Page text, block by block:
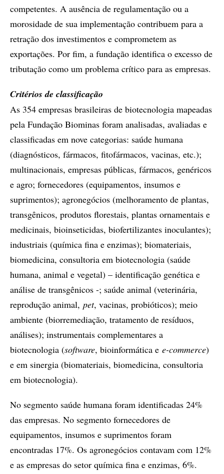
competentes. A ausência de regulamentação ou a
morosidade de sua implementação contribuem para a
retração dos investimentos e comprometem as
exportações. Por fim, a fundação identifica o excesso de
tributação como um problema crítico para as empresas.
Critérios de classificação
As 354 empresas brasileiras de biotecnologia mapeadas
pela Fundação Biominas foram analisadas, avaliadas e
classificadas em nove categorias: saúde humana
(diagnósticos, fármacos, fitofármacos, vacinas, etc.);
multinacionais, empresas públicas, fármacos, genéricos
e agro; fornecedores (equipamentos, insumos e
suprimentos); agronegócios (melhoramento de plantas,
transgênicos, produtos florestais, plantas ornamentais e
medicinais, bioinseticidas, biofertilizantes inoculantes);
industriais (química fina e enzimas); biomateriais,
biomedicina, consultoria em biotecnologia (saúde
humana, animal e vegetal) – identificação genética e
análise de transgênicos -; saúde animal (veterinária,
reprodução animal, pet, vacinas, probióticos); meio
ambiente (biorremediação, tratamento de resíduos,
análises); instrumentais complementares a
biotecnologia (software, bioinformática e e-commerce)
e em sinergia (biomateriais, biomedicina, consultoria
em biotecnologia).
No segmento saúde humana foram identificadas 24%
das empresas. No segmento fornecedores de
equipamentos, insumos e suprimentos foram
encontradas 17%. Os agronegócios contavam com 12%
e as empresas do setor química fina e enzimas, 6%.